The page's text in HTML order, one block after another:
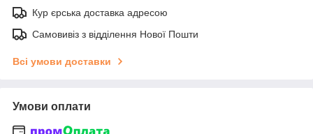
Кур єрська доставка адресою
Самовивіз з відділення Нової Пошти
Всі умови доставки
Умови оплати